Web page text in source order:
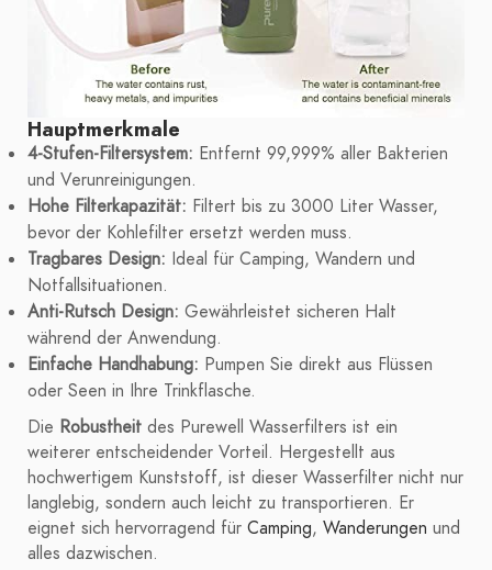
Hauptmerkmale
4-Stufen-Filtersystem: Entfernt 99,999% aller Bakterien
und Verunreinigungen.
Hohe Filterkapazität: Filtert bis zu 3000 Liter Wasser,
bevor der Kohlefilter ersetzt werden muss.
Tragbares Design: Ideal für Camping, Wandern und
Notfallsituationen.
Anti-Rutsch Design: Gewährleistet sicheren Halt
während der Anwendung.
Einfache Handhabung: Pumpen Sie direkt aus Flüssen
oder Seen in Ihre Trinkflasche.
Die Robustheit des Purewell Wasserfilters ist ein
weiterer entscheidender Vorteil. Hergestellt aus
hochwertigem Kunststoff, ist dieser Wasserfilter nicht nur
langlebig, sondern auch leicht zu transportieren. Er
eignet sich hervorragend für Camping, Wanderungen und
alles dazwischen.